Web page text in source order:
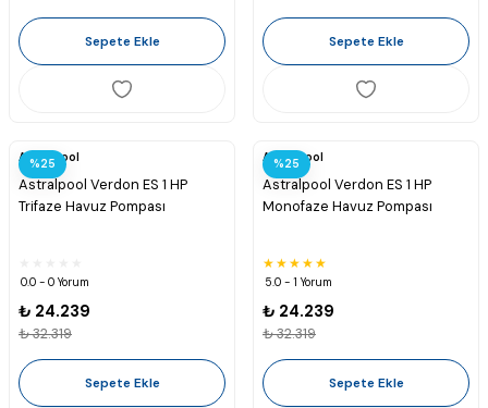
Sepete Ekle Sepete Ekle
%25
Astralpool
Astralpool Verdon ES 1 HP
Trifaze Havuz Pompası
0.0 - 0 Yorum
₺ 24.239
₺ 32.319
Sepete Ekle
%25
Astralpool
Astralpool Verdon ES 1 HP
Monofaze Havuz Pompası
5.0 - 1 Yorum
₺ 24.239
₺ 32.319
Sepete Ekle